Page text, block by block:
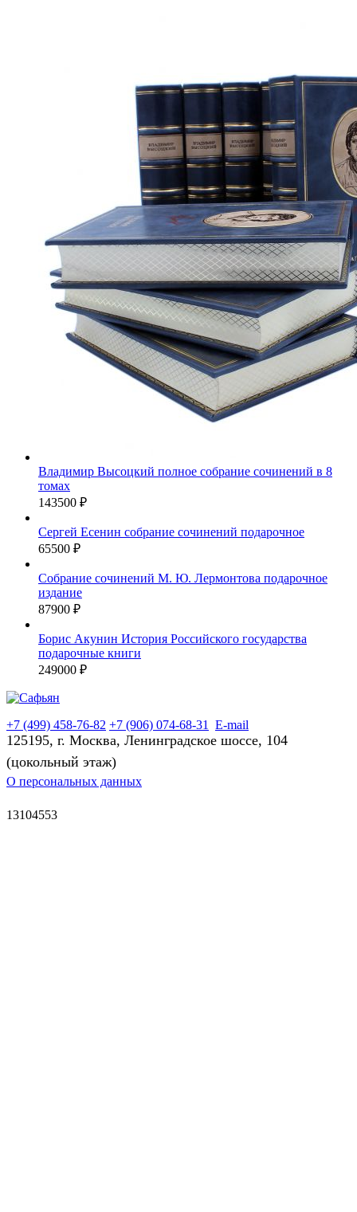
Владимир Высоцкий полное собрание сочинений в 8
томах
143500 ₽
Сергей Есенин собрание сочинений подарочное
65500 ₽
Собрание сочинений М. Ю. Лермонтова подарочное
издание
87900 ₽
Борис Акунин История Российского государства
подарочные книги
249000 ₽
+7 (499) 458-76-82 +7 (906) 074-68-31 E-mail
125195, г. Москва, Ленинградское шоссе, 104
(цокольный этаж)
О персональных данных
13104553